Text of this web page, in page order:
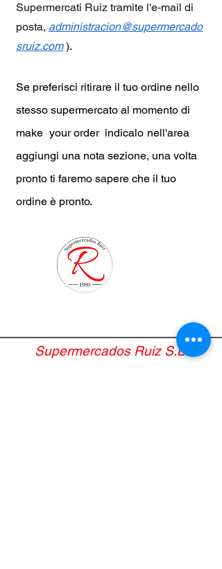
Supermercati Ruiz tramite l'e-mail di
posta, administracion@supermercado
sruiz.com ).
Se preferisci ritirare il tuo ordine nello
stesso supermercato al momento di
make your order indicalo nell'area
aggiungi una nota sezione, una volta
pronto ti faremo sapere che il tuo
ordine è pronto.
Supermercados Ruiz S.L.